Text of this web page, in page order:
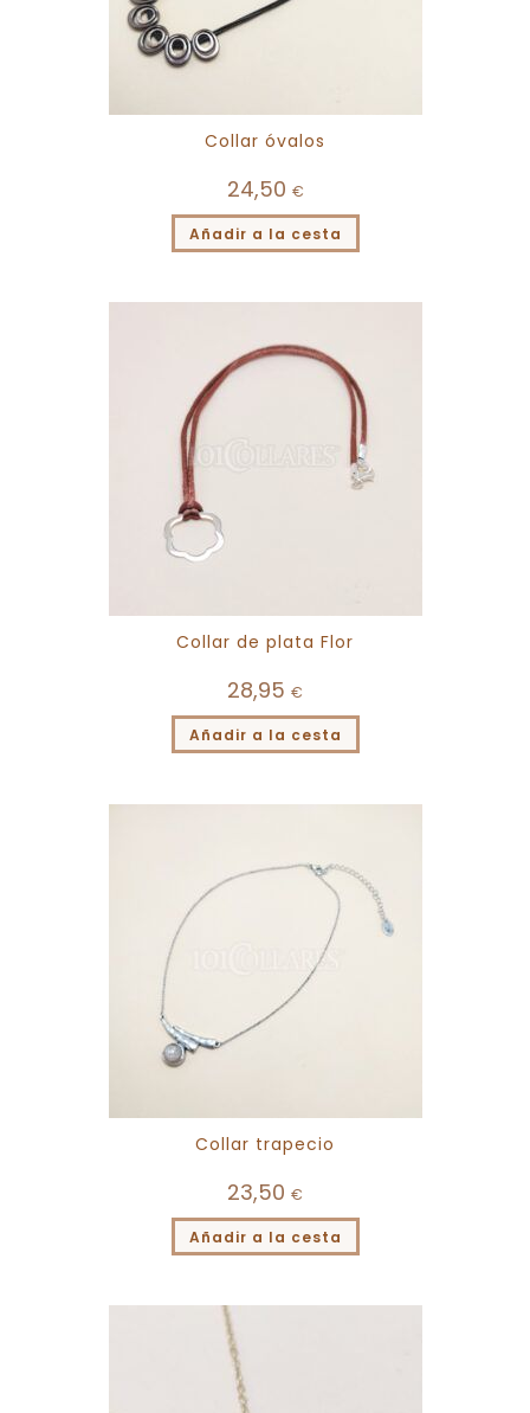
Collar óvalos
24,50 €
Añadir a la cesta
Collar de plata Flor
28,95 €
Añadir a la cesta
Collar trapecio
23,50 €
Añadir a la cesta